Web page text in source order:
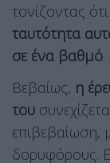
τονίζοντας ότι
ταυτότητα
σε ένα βαθμό.
Βεβαίως, η
του
επιβεβαίωση,
δορυφόρους.